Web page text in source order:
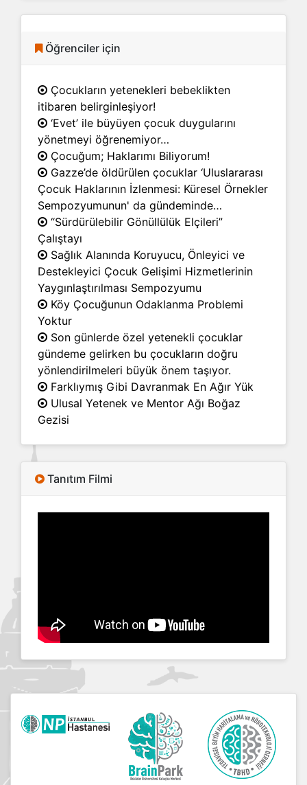
Öğrenciler için
Çocukların yetenekleri bebeklikten
itibaren belirginleşiyor!
‘Evet’ ile büyüyen çocuk duygularını
yönetmeyi öğrenemiyor…
Çocuğum; Haklarımı Biliyorum!
Gazze’de öldürülen çocuklar ‘Uluslararası
Çocuk Haklarının İzlenmesi: Küresel Örnekler
Sempozyumunun' da gündeminde…
“Sürdürülebilir Gönüllülük Elçileri”
Çalıştayı
Sağlık Alanında Koruyucu, Önleyici ve
Destekleyici Çocuk Gelişimi Hizmetlerinin
Yaygınlaştırılması Sempozyumu
Köy Çocuğunun Odaklanma Problemi
Yoktur
Son günlerde özel yetenekli çocuklar
gündeme gelirken bu çocukların doğru
yönlendirilmeleri büyük önem taşıyor.
Farklıymış Gibi Davranmak En Ağır Yük
Ulusal Yetenek ve Mentor Ağı Boğaz
Gezisi
Tanıtım Filmi